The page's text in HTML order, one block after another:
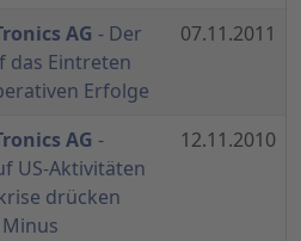
AG - Der
das Eintreten
Erfolge
07.11.2011
AG -
US-Aktivitäten
drücken
12.11.2010